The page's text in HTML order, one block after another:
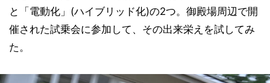
と「電動化」(ハイブリッド化)の2つ。御殿場周辺で開
催された試乗会に参加して、その出来栄えを試してみ
た。